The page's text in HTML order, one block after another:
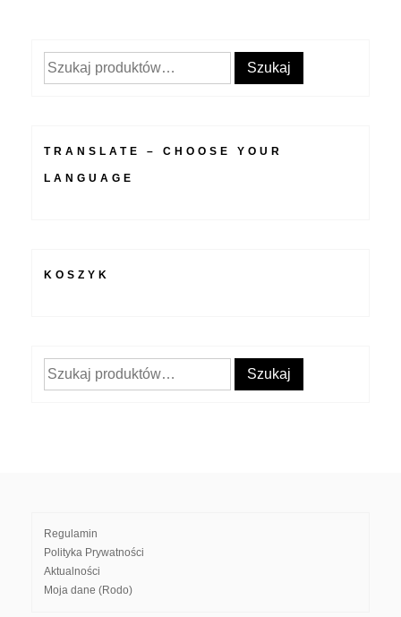
Szukaj: Szukaj
TRANSLATE – CHOOSE YOUR
LANGUAGE
KOSZYK
Szukaj: Szukaj
Regulamin
Polityka Prywatności
Aktualności
Moja dane (Rodo)